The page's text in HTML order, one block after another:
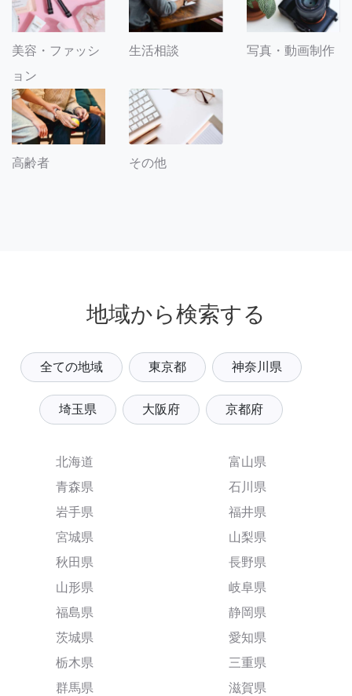
美容・ファッシ
ョン
生活相談 写真・動画制作
高齢者 その他
地域から検索する
全ての地域 東京都 神奈川県
埼玉県 大阪府 京都府
北海道
青森県
岩手県
宮城県
秋田県
山形県
福島県
茨城県
栃木県
群馬県
富山県
石川県
福井県
山梨県
長野県
岐阜県
静岡県
愛知県
三重県
滋賀県